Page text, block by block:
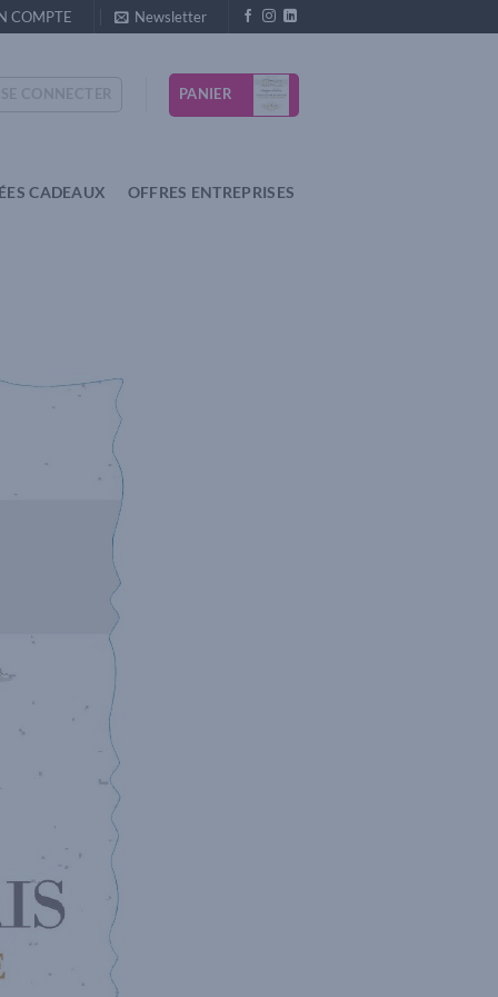
COMPTE Newsletter
PANIER
CADEAUX OFFRES ENTREPRISES